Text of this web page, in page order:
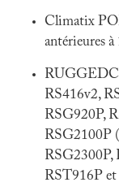
Climatix
antérieures à
RS416v2,
RSG920P,
RSG2100P
RSG2300P,
RST916P et